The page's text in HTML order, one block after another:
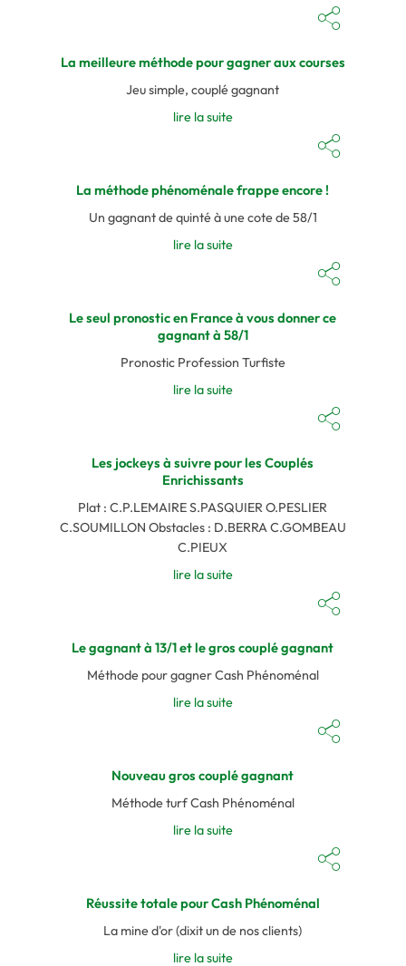
La meilleure méthode pour gagner aux courses
Jeu simple, couplé gagnant
lire la suite
La méthode phénoménale frappe encore !
Un gagnant de quinté à une cote de 58/1
lire la suite
Le seul pronostic en France à vous donner ce
gagnant à 58/1
Pronostic Profession Turfiste
lire la suite
Les jockeys à suivre pour les Couplés
Enrichissants
Plat : C.P.LEMAIRE S.PASQUIER O.PESLIER
C.SOUMILLON Obstacles : D.BERRA C.GOMBEAU
C.PIEUX
lire la suite
Le gagnant à 13/1 et le gros couplé gagnant
Méthode pour gagner Cash Phénoménal
lire la suite
Nouveau gros couplé gagnant
Méthode turf Cash Phénoménal
lire la suite
Réussite totale pour Cash Phénoménal
La mine d'or (dixit un de nos clients)
lire la suite